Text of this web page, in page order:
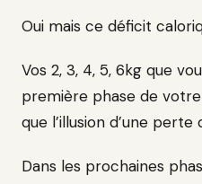
Oui mais ce déficit
Vos 2, 3, 4, 5, 6kg que
première phase de
que l’illusion d’une perte
Dans les prochaines